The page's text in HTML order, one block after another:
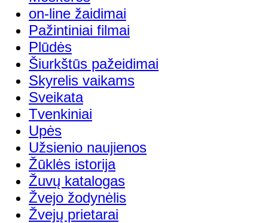
on-line žaidimai
Pažintiniai filmai
Plūdės
Šiurkštūs pažeidimai
Skyrelis vaikams
Sveikata
Tvenkiniai
Upės
Užsienio naujienos
Žūklės istorija
Žuvų katalogas
Žvejo žodynėlis
Žvejų prietarai